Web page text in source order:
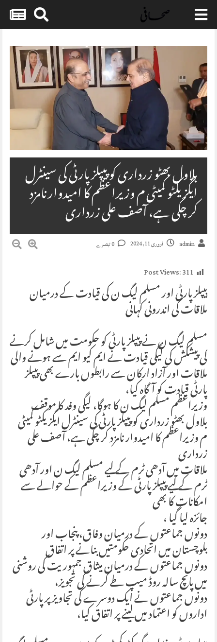
Skip
content
بلاول بھٹو زرداری کو پیپلز پارٹی کی سینٹرل
ایگزیکٹو کمیٹی م وزیراعظم کا امیدوار نامزد
کر چکی ہے، آصف علی زرداری
admin فروری 11, 2024
Post Views:311
پیپلز پارٹی اور مسلم لیگ ن کی قیادت کے درمیان
ملاقات کی اندرونی کہانی
مسلم لیگ ن نے پیپلز پارٹی کو حکومت میں شامل کرنے
کی پیشکش کی لیگی قیادت نے ایم کیو ایم سے ہونے والی
ملاقات اور آزاد ارکان سے رابطوں بارے بھی پیپلز
پارٹی قیادت کو آگاہ کیا،
وزیراعظم مسلم لیگ ن کا ہوگا، لیگی وفد کا موقف
بلاول بھٹو زرداری کو پیپلز پارٹی کی سینٹرل ایگزیکٹو کمیٹی
م وزیراعظم کا امیدوار نامزد کر چکی ہے، آصف علی
زرداری
ملاقات میں آدھی ٹرم کے لیے مسلم لیگ ن اور آدھی
ٹرم کے لیے پیپلز پارٹی کے وزیراعظم کے حوالے سے
امکانات کا بھی
جائزہ لیا گیا ،
دونوں جماعتوں کے درمیان وفاق، پنجاب اور
بلوچستان میں اتحادی حکومتیں بنانے پر اتفاق
دونوں جماعتوں کے درمیان میثاق جمہوریت کی روشنی
میں پانچ سالہ روڈ میپ طے کرنے کی تجویز،
دونوں جماعتوں نے ایک دوسرے کی تجاویز پر پارٹی
اداروں کو اعتماد میں لینے پر اتفاق کیا،